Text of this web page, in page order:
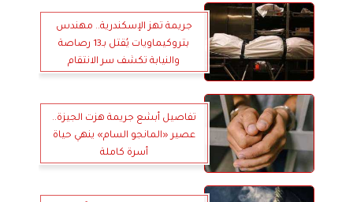
جريمة تهز الإسكندرية.. مهندس
بتروكيماويات يُقتل بـ13 رصاصة
والنيابة تكشف سر الانتقام
تفاصيل أبشع جريمة هزت الجيزة..
عصير «المانجو السام» ينهي حياة
أسرة كاملة